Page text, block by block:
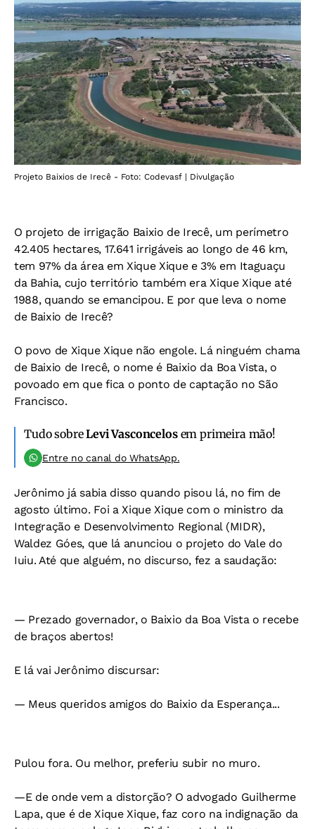
Projeto Baixios de Irecê - Foto: Codevasf | Divulgação
O projeto de irrigação Baixio de Irecê, um perímetro
42.405 hectares, 17.641 irrigáveis ao longo de 46 km,
tem 97% da área em Xique Xique e 3% em Itaguaçu
da Bahia, cujo território também era Xique Xique até
1988, quando se emancipou. E por que leva o nome
de Baixio de Irecê?
O povo de Xique Xique não engole. Lá ninguém chama
de Baixio de Irecê, o nome é Baixio da Boa Vista, o
povoado em que fica o ponto de captação no São
Francisco.
Tudo sobreLevi Vasconcelosem primeira mão!
Entre no canal do WhatsApp.
Jerônimo já sabia disso quando pisou lá, no fim de
agosto último. Foi a Xique Xique com o ministro da
Integração e Desenvolvimento Regional (MIDR),
Waldez Góes, que lá anunciou o projeto do Vale do
Iuiu. Até que alguém, no discurso, fez a saudação:
— Prezado governador, o Baixio da Boa Vista o recebe
de braços abertos!
E lá vai Jerônimo discursar:
— Meus queridos amigos do Baixio da Esperança...
Pulou fora. Ou melhor, preferiu subir no muro.
—E de onde vem a distorção? O advogado Guilherme
Lapa, que é de Xique Xique, faz coro na indignação da